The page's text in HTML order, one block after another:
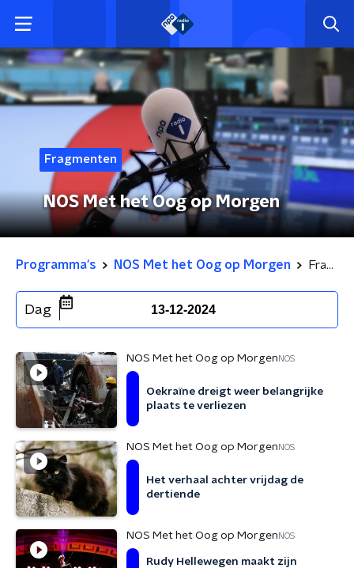
Fragmenten
NOS Met het Oog op Morgen
Programma's NOS Met het Oog op Morgen Fragmenten
Dag 13-12-2024
NOS Met het Oog op Morgen NOS
Oekraïne dreigt weer belangrijke
plaats te verliezen
NOS Met het Oog op Morgen NOS
Het verhaal achter vrijdag de
dertiende
NOS Met het Oog op Morgen NOS
Rudy Hellewegen maakt zijn